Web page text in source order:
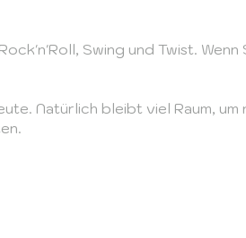
Swing und Twist. Wenn
Natürlich bleibt viel Raum, um